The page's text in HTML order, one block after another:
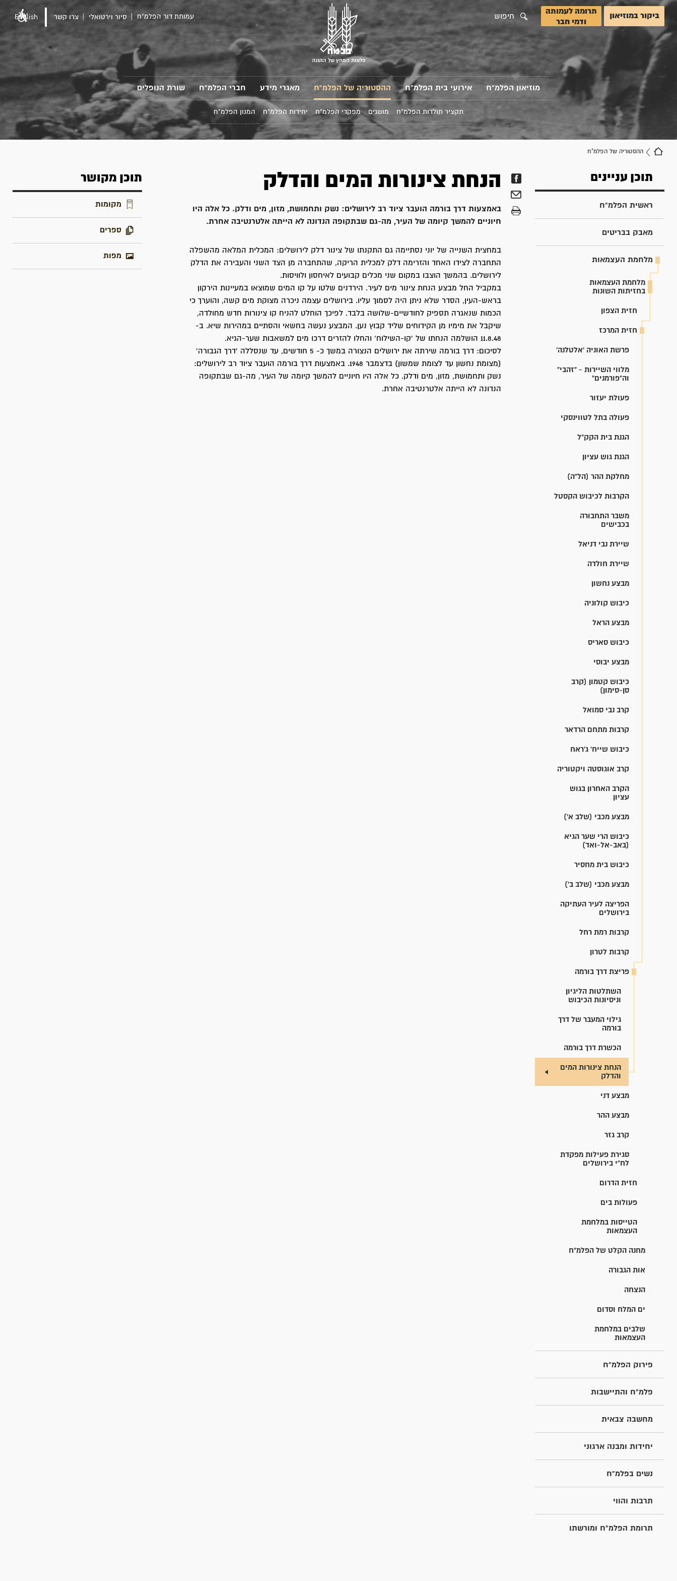
ביקור במוזיאון
תרומה לעמותה
ודמי חבר
חיפוש
פלוגות המחץ של ההגנה
עמותת דור הפלמ"ח סיור וירטואלי צרו קשר English
מוזיאון הפלמ"ח אירועי בית הפלמ"ח ההסטוריה של הפלמ"ח מאגרי מידע חברי הפלמ"ח שורת הנופלים
תקציר תולדות הפלמ"ח מושגים מפקדי הפלמ"ח יחידות הפלמ"ח המנון הפלמ"ח
ההסטוריה של הפלמ"ח
תוכן עניינים
ראשית הפלמ"ח
מאבק בבריטים
מלחמת העצמאות
מלחמת העצמאות
בחזיתות השונות
חזית הצפון
חזית המרכז
פרשת האוניה 'אלטלנה'
מלווי השיירות - "זהבי"
וה"פורמנים"
פעולת יעזור
פעולה בתל לטווינסקי
הגנת בית הקק"ל
הגנת גוש עציון
מחלקת ההר (הל"ה)
הקרבות לכיבוש הקסטל
משבר התחבורה
בכבישים
שיירת נבי דניאל
שיירת חולדה
מבצע נחשון
כיבוש קולוניה
מבצע הראל
כיבוש סאריס
מבצע יבוסי
כיבוש קטמון (קרב
סן-סימון)
קרב נבי סמואל
קרבות מתחם הרדאר
כיבוש שייח' ג'ראח
קרב אוגוסטה ויקטוריה
הקרב האחרון בגוש
עציון
מבצע מכבי (שלב א')
כיבוש הרי שער הגיא
(באב-אל-ואד)
כיבוש בית מחסיר
מבצע מכבי (שלב ב')
הפריצה לעיר העתיקה
בירושלים
קרבות רמת רחל
קרבות לטרון
פריצת דרך בורמה
השתלטות הליגיון
וניסיונות הכיבוש
גילוי המעבר של דרך
בורמה
הכשרת דרך בורמה
הנחת צינורות המים
והדלק
מבצע דני
מבצע ההר
קרב גזר
סגירת פעילות מפקדת
לח"י בירושלים
חזית הדרום
פעולות בים
הטייסות במלחמת
העצמאות
מחנה הקלט של הפלמ"ח
אות הגבורה
הנצחה
ים המלח וסדום
שלבים במלחמת
העצמאות
פירוק הפלמ"ח
פלמ"ח והתיישבות
מחשבה צבאית
יחידות ומבנה ארגוני
נשים בפלמ"ח
תרבות והווי
תרומת הפלמ"ח ומורשתו
הנחת צינורות המים והדלק
באמצעות דרך בורמה הועבר ציוד רב לירושלים: נשק ותחמושת, מזון, מים ודלק. כל אלה היו
חיוניים להמשך קיומה של העיר, מה-גם שבתקופה הנדונה לא הייתה אלטרנטיבה אחרת.
במחצית השנייה של יוני נסתיימה גם התקנתו של צינור דלק לירושלים: המכלית המלאה מהשפלה
התחברה לצידו האחד והזרימה דלק למכלית הריקה, שהתחברה מן הצד השני והעבירה את הדלק
לירושלים. בהמשך הוצבו במקום שני מכלים קבועים לאיחסון ולוויסות.
במקביל החל מבצע הנחת צינור מים לעיר. הירדנים שלטו על קו המים שמוצאו במעיינות הירקון
בראש-העין, הסדר שלא ניתן היה לסמוך עליו. בירושלים עצמה ניכרה מצוקת מים קשה, והוערך כי
הכמות שנאגרה תספיק לחודשיים-שלושה בלבד. לפיכך הוחלט להניח קו צינורות חדש מחולדה,
שיקבל את מימיו מן הקידוחים שליד קבוץ נען. המבצע נעשה בחשאי והסתיים במהירות שיא. ב-
11.8.48 הושלמה הנחתו של 'קו-השילוח' והחלו להזרים דרכו מים למשאבות שער-הגיא.
לסיכום: דרך בורמה שירתה את ירושלים הנצורה במשך כ- 5 חודשים, עד שנסללה 'דרך הגבורה'
(מצומת נחשון עד לצומת שמשון) בדצמבר 1948. באמצעות דרך בורמה הועבר ציוד רב לירושלים:
נשק ותחמושת, מזון, מים ודלק. כל אלה היו חיוניים להמשך קיומה של העיר, מה-גם שבתקופה
הנדונה לא הייתה אלטרנטיבה אחרת.
תוכן מקושר
מקומות
ספרים
מפות